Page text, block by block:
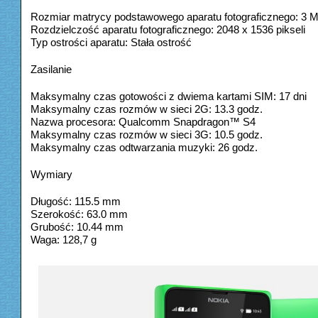
Rozmiar matrycy podstawowego aparatu fotograficznego: 3
Rozdzielczość aparatu fotograficznego: 2048 x 1536 pikseli
Typ ostrości aparatu: Stała ostrość
Zasilanie
Maksymalny czas gotowości z dwiema kartami SIM: 17 dni
Maksymalny czas rozmów w sieci 2G: 13.3 godz.
Nazwa procesora: Qualcomm Snapdragon™ S4
Maksymalny czas rozmów w sieci 3G: 10.5 godz.
Maksymalny czas odtwarzania muzyki: 26 godz.
Wymiary
Długość: 115.5 mm
Szerokość: 63.0 mm
Grubość: 10.44 mm
Waga: 128,7 g